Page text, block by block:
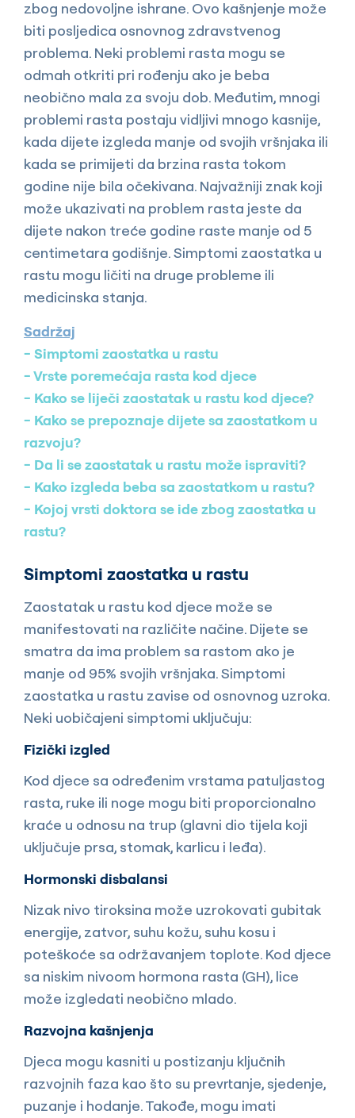
zbog nedovoljne ishrane. Ovo kašnjenje može
biti posljedica osnovnog zdravstvenog
problema. Neki problemi rasta mogu se
odmah otkriti pri rođenju ako je beba
neobično mala za svoju dob. Međutim, mnogi
problemi rasta postaju vidljivi mnogo kasnije,
kada dijete izgleda manje od svojih vršnjaka ili
kada se primijeti da brzina rasta tokom
godine nije bila očekivana. Najvažniji znak koji
može ukazivati na problem rasta jeste da
dijete nakon treće godine raste manje od 5
centimetara godišnje. Simptomi zaostatka u
rastu mogu ličiti na druge probleme ili
medicinska stanja.
Sadržaj
Simptomi zaostatka u rastu
Vrste poremećaja rasta kod djece
Kako se liječi zaostatak u rastu kod djece?
Kako se prepoznaje dijete sa zaostatkom u
razvoju?
Da li se zaostatak u rastu može ispraviti?
Kako izgleda beba sa zaostatkom u rastu?
Kojoj vrsti doktora se ide zbog zaostatka u
rastu?
Simptomi zaostatka u rastu
Zaostatak u rastu kod djece može se
manifestovati na različite načine. Dijete se
smatra da ima problem sa rastom ako je
manje od 95% svojih vršnjaka. Simptomi
zaostatka u rastu zavise od osnovnog uzroka.
Neki uobičajeni simptomi uključuju:
Fizički izgled
Kod djece sa određenim vrstama patuljastog
rasta, ruke ili noge mogu biti proporcionalno
kraće u odnosu na trup (glavni dio tijela koji
uključuje prsa, stomak, karlicu i leđa).
Hormonski disbalansi
Nizak nivo tiroksina može uzrokovati gubitak
energije, zatvor, suhu kožu, suhu kosu i
poteškoće sa održavanjem toplote. Kod djece
sa niskim nivoom hormona rasta (GH), lice
može izgledati neobično mlado.
Razvojna kašnjenja
Djeca mogu kasniti u postizanju ključnih
razvojnih faza kao što su prevrtanje, sjedenje,
puzanje i hodanje. Takođe, mogu imati